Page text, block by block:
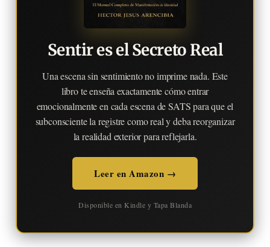
Sentir es el Secreto Real
Una escena sin sentimiento no imprime nada. Este
libro te enseña exactamente cómo entrar
emocionalmente en cada escena de SATS para que el
subconsciente la registre como real y deba reorganizar
la realidad exterior para reflejarla.
Leer en Amazon →
Disponible en Kindle y Tapa Blanda